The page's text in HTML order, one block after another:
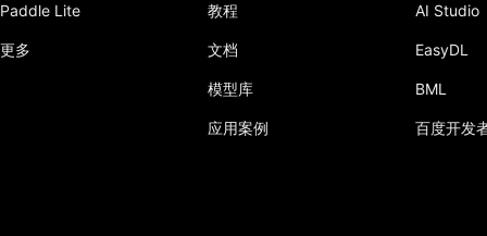
Paddle Lite
更多
教程
文档
模型库
应用案例
AI Studio
EasyDL
BML
百度开发